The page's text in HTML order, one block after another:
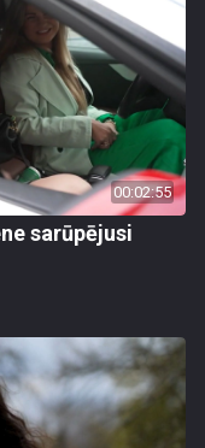
00:02:55
sarūpējusi